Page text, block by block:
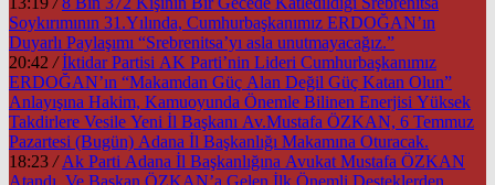
Soykırımının 31.Yılında, Cumhurbaşkanımız ERDOĞAN’ın
Duyarlı Paylaşımı “Srebrenitsa’yı asla unutmayacağız.”
20:42 / İktidar Partisi AK Parti’nin Lideri Cumhurbaşkanımız
ERDOĞAN’ın “Makamdan Güç Alan Değil Güç Katan Olun”
Anlayışına Hakim, Kamuoyunda Önemle Bilinen Enerjisi Yüksek
Takdirlere Vesile Yeni İl Başkanı Av.Mustafa ÖZKAN, 6 Temmuz
Pazartesi (Bugün) Adana İl Başkanlığı Makamına Oturacak.
18:23 / Ak Parti Adana İl Başkanlığına Avukat Mustafa ÖZKAN
Atandı. Ve Başkan ÖZKAN’a Gelen İlk Önemli Desteklerden